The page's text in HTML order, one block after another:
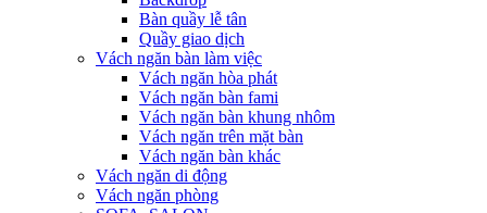
Bàn quầy lễ tân
Quầy giao dịch
Vách ngăn bàn làm việc
Vách ngăn hòa phát
Vách ngăn bàn fami
Vách ngăn bàn khung nhôm
Vách ngăn trên mặt bàn
Vách ngăn bàn khác
Vách ngăn di động
Vách ngăn phòng